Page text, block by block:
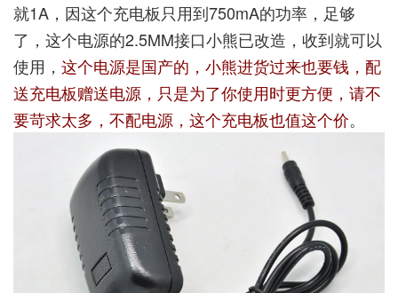
就1A，因这个充电板只用到750mA的功率，足够
了，这个电源的2.5MM接口小熊已改造，收到就可以
使用， 这个电源是国产的，小熊进货过来也要钱，配
送充电板赠送电源，只是为了你使用时更方便，请不
要苛求太多，不配电源，这个充电板也值这个价。